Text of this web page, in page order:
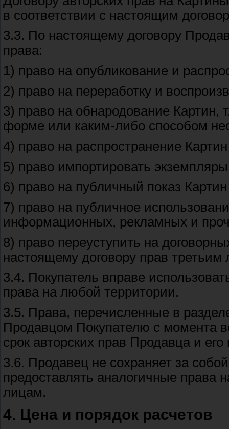
в соответствии с настоящим
3.3. По настоящему договору
права:
1) право на опубликование и
2) право на переработку и
3) право на обнародование Картин,
форме или каким-либо способом
4) право на распространение
5) право импортировать
6) право на публичный показ Картин
7) право на публичное
информационных, рекламных и
8) право переуступить на
настоящему договору прав третьим
3.4. Покупатель вправе
права на любой территории.
3.5. Права, перечисленные в
Продавцом Покупателю с момента
срок авторских прав Продавца и
3.6. Продавец не сохраняет за
предоставлять аналогичные права
лицам.
4. Цена и порядок расчетов